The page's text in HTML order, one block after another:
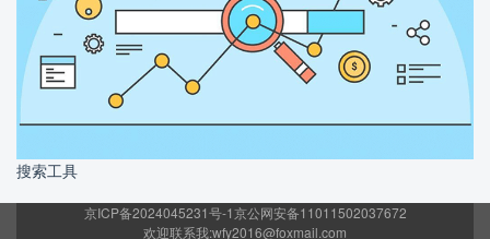
搜索工具
京ICP备2024045231号-1京公网安备11011502037672
欢迎联系我:wfy2016@foxmail.com